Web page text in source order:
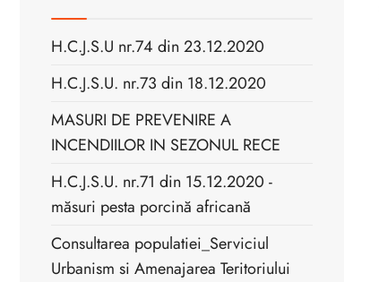
H.C.J.S.U nr.74 din 23.12.2020
H.C.J.S.U. nr.73 din 18.12.2020
MASURI DE PREVENIRE A
INCENDIILOR IN SEZONUL RECE
H.C.J.S.U. nr.71 din 15.12.2020 -
măsuri pesta porcină africană
Consultarea populatiei_Serviciul
Urbanism si Amenajarea Teritoriului